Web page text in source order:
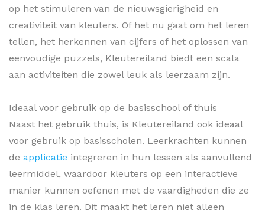
op het stimuleren van de nieuwsgierigheid en
creativiteit van kleuters. Of het nu gaat om het leren
tellen, het herkennen van cijfers of het oplossen van
eenvoudige puzzels, Kleutereiland biedt een scala
aan activiteiten die zowel leuk als leerzaam zijn.
Ideaal voor gebruik op de basisschool of thuis
Naast het gebruik thuis, is Kleutereiland ook ideaal
voor gebruik op basisscholen. Leerkrachten kunnen
de applicatie integreren in hun lessen als aanvullend
leermiddel, waardoor kleuters op een interactieve
manier kunnen oefenen met de vaardigheden die ze
in de klas leren. Dit maakt het leren niet alleen